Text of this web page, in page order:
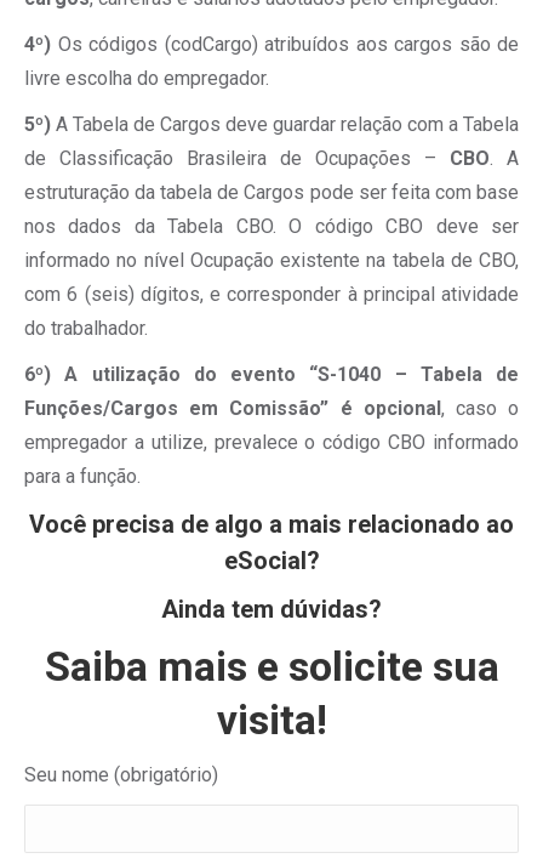
4º) Os códigos (codCargo) atribuídos aos cargos são de
livre escolha do empregador.
5º) A Tabela de Cargos deve guardar relação com a Tabela
de Classificação Brasileira de Ocupações – CBO. A
estruturação da tabela de Cargos pode ser feita com base
nos dados da Tabela CBO. O código CBO deve ser
informado no nível Ocupação existente na tabela de CBO,
com 6 (seis) dígitos, e corresponder à principal atividade
do trabalhador.
6º) A utilização do evento “S-1040 – Tabela de
Funções/Cargos em Comissão” é opcional, caso o
empregador a utilize, prevalece o código CBO informado
para a função.
Você precisa de algo a mais relacionado ao
eSocial?
Ainda tem dúvidas?
Saiba mais e solicite sua
visita!
Seu nome (obrigatório)